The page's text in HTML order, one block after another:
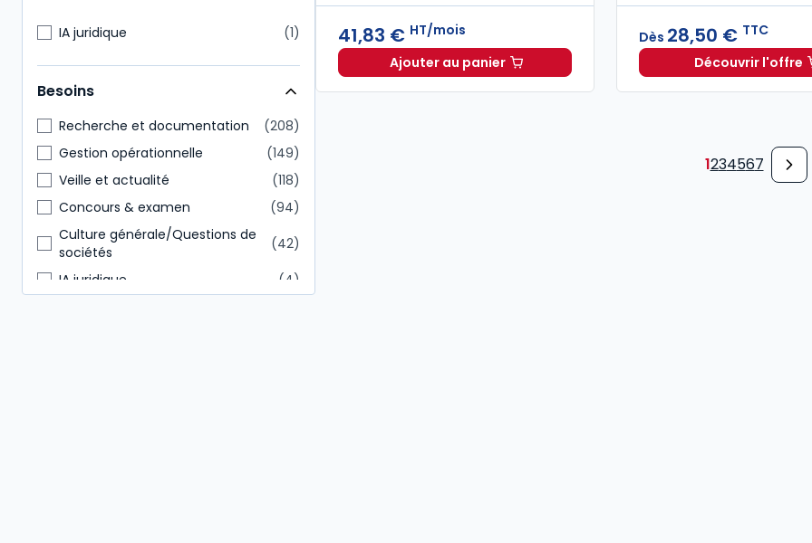
Commissaire aux comptes
105
Notaire
95
Conseiller en gestion patrimoine
41
IA juridique 1
Besoins
Recherche et documentation
208
Gestion opérationnelle
149
Veille et actualité
118
Concours & examen
94
Culture générale/Questions de
sociétés
42
IA juridique
4
41,83 € HT/mois
Ajouter au panierMémentis Transmission d’entreprise à 41,83 € HT/
Dès 28,50 € TTC
Découvrir l'offre
1234567